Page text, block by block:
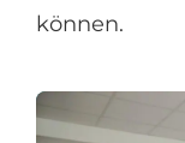
können.